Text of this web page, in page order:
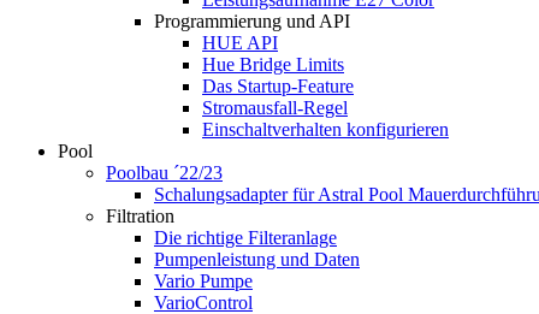
Programmierung und API
HUE API
Hue Bridge Limits
Das Startup-Feature
Stromausfall-Regel
Einschaltverhalten konfigurieren
Pool
Poolbau ´22/23
Schalungs­adapter für Astral Pool
Filtration
Die richtige Filter­anlage
Pumpenleistung und Daten
Vario Pumpe
Vario­Control